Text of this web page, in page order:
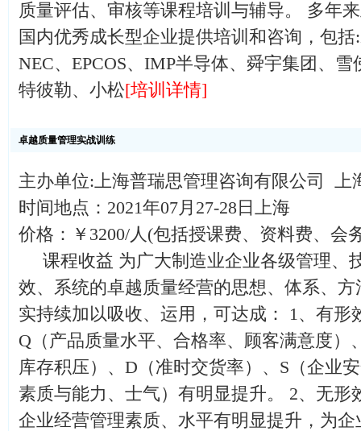
质量评估、审核等课程培训与辅导。 多年
国内优秀成长型企业提供培训和咨询，包
NEC、EPCOS、IMP半导体、舜宇集团、
特彼勒、小松[培训详情]
卓越质量管理实战训练
主办单位:上海普瑞思管理咨询有限公司 上
时间地点：2021年07月27-28日上海
价格：￥3200/人(包括授课费、资料费、会
课程收益 为广大制造业企业各级管理、
效、系统的卓越质量经营的思想、体系、
实持续加以吸收、运用，可达成： 1、有形
Q（产品质量水平、合格率、顾客满意度）
库存积压）、D（准时交货率）、S（企业
素质与能力、士气）有明显提升。 2、无形
企业经营管理素质、水平有明显提升，为